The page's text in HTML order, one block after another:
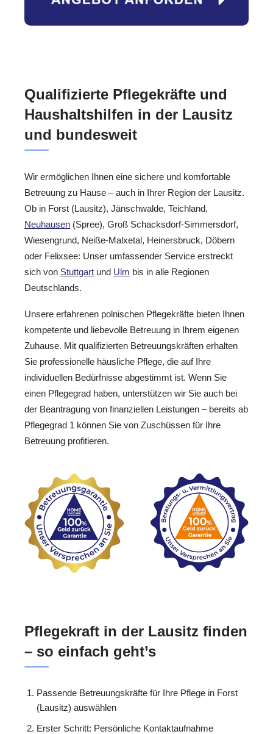
Qualifizierte Pflegekräfte und
Haushaltshilfen in der Lausitz
und bundesweit
Wir ermöglichen Ihnen eine sichere und komfortable
Betreuung zu Hause – auch in Ihrer Region der Lausitz.
Ob in Forst (Lausitz), Jänschwalde, Teichland,
Neuhausen (Spree), Groß Schacksdorf-Simmersdorf,
Wiesengrund, Neiße-Malxetal, Heinersbruck, Döbern
oder Felixsee: Unser umfassender Service erstreckt
sich von Stuttgart und Ulm bis in alle Regionen
Deutschlands.
Unsere erfahrenen polnischen Pflegekräfte bieten Ihnen
kompetente und liebevolle Betreuung in Ihrem eigenen
Zuhause. Mit qualifizierten Betreuungskräften erhalten
Sie professionelle häusliche Pflege, die auf Ihre
individuellen Bedürfnisse abgestimmt ist. Wenn Sie
einen Pflegegrad haben, unterstützen wir Sie auch bei
der Beantragung von finanziellen Leistungen – bereits ab
Pflegegrad 1 können Sie von Zuschüssen für Ihre
Betreuung profitieren.
Pflegekraft in der Lausitz finden
– so einfach geht’s
Passende Betreuungskräfte für Ihre Pflege in Forst
(Lausitz) auswählen
Erster Schritt: Persönliche Kontaktaufnahme